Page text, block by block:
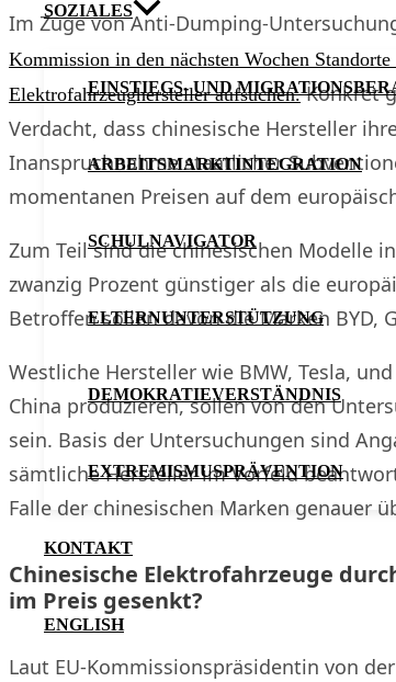
SOZIALES
EINSTIEGS- UND
ARBEITSMARKTINTEGRATION
SCHULNAVIGATOR
ELTERNUNTERSTÜTZUNG
DEMOKRATIEVERSTÄNDNIS
EXTREMISMUSPRÄVENTION
KONTAKT
ENGLISH
Im Zuge von Anti-Dumping-
Kommission in den nächsten Wochen Standorte
Elektrofahrzeughersteller aufsuchen.Konkret
Verdacht, dass chinesische Hersteller
Inanspruchnahme staatlicher
momentanen Preisen auf dem
Zum Teil sind die chinesischen Modelle
zwanzig Prozent günstiger als die
Betroffen sollen davon die Marken BYD,
Westliche Hersteller wie BMW, Tesla,
China produzieren, sollen von den
sein. Basis der Untersuchungen sind
sämtliche Hersteller im Vorfeld
Falle der chinesischen Marken genauer
Chinesische Elektrofahrzeuge
im Preis gesenkt?
Laut EU-Kommissionspräsidentin von